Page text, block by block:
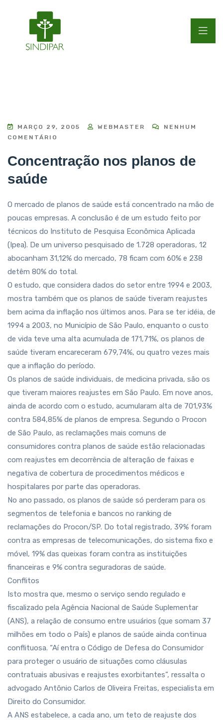
MARÇO 29, 2005 WEBMASTER
NENHUM
COMENTÁRIO
Concentração nos planos de
saúde
O mercado de planos de saúde está concentrado na mão de
poucas empresas. A conclusão é de um estudo feito por
técnicos do Instituto de Pesquisa Econômica Aplicada
(Ipea). De um universo pesquisado de 1.728 operadoras, 12
abocanham 31,12% do mercado, 78 ficam com 60% e 238
detêm 80% do total.
O estudo, que considera dados do setor entre 1994 e 2003,
mostra também que os planos de saúde tiveram reajustes
bem acima da inflação nos últimos anos. Para se ter idéia, de
1994 a 2003, no Município de São Paulo, enquanto o custo
de vida teve uma alta acumulada de 171,71%, os planos de
saúde tiveram encareceram 679,74%, ou quatro vezes mais
que a inflação do período.
Os planos de saúde individuais, de medicina privada, são os
que tiveram maiores reajustes em São Paulo. Em nove anos,
ainda de acordo com o estudo, acumularam alta de 701,93%
contra 584,85% de planos de empresa. Segundo o Procon
de São Paulo, as reclamações mais comuns de
consumidores contra planos de saúde estão relacionadas
com reajustes em decorrência de alteração de faixas e
negativa de cobertura de procedimentos médicos e
hospitalares por parte das operadoras.
No ano passado, os planos de saúde só perderam para os
segmentos de telefonia e bancos no ranking de
reclamações do Procon/SP. Do total registrado, 39% foram
contra as empresas de telecomunicações, do sistema fixo e
móvel, 19% das queixas foram contra as instituições
financeiras e 9% contra seguradoras de saúde.
Conflitos
Isto mostra que, mesmo o serviço sendo regulado e
fiscalizado pela Agência Nacional de Saúde Suplementar
(ANS), a relação de consumo entre usuários (que somam 37
milhões em todo o País) e planos de saúde ainda continua
conflituosa. “Aí entra o Código de Defesa do Consumidor
para proteger o usuário de situações como cláusulas
contratuais abusivas e reajustes exorbitantes”, ressalta o
advogado Antônio Carlos de Oliveira Freitas, especialista em
Direito do Consumidor.
A ANS estabelece, a cada ano, um teto de reajuste dos